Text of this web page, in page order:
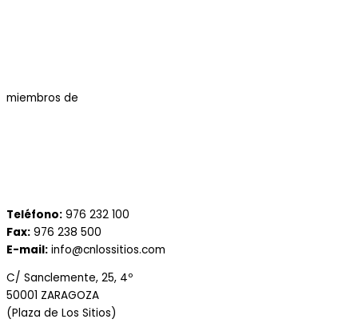
miembros de
Teléfono: 976 232 100
Fax: 976 238 500
E-mail: info@cnlossitios.com
C/ Sanclemente, 25, 4º
50001 ZARAGOZA
(Plaza de Los Sitios)